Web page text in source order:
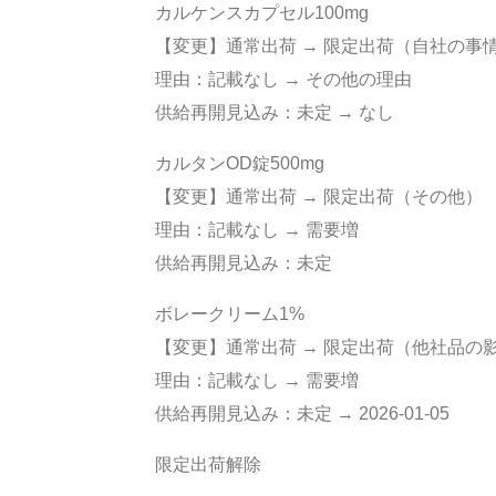
カルケンスカプセル100mg
【変更】通常出荷 → 限定出荷（自社の事情
理由：記載なし → その他の理由
供給再開見込み：未定 → なし
カルタンOD錠500mg
【変更】通常出荷 → 限定出荷（その他）
理由：記載なし → 需要増
供給再開見込み：未定
ボレークリーム1%
【変更】通常出荷 → 限定出荷（他社品の影
理由：記載なし → 需要増
供給再開見込み：未定 → 2026-01-05
限定出荷解除